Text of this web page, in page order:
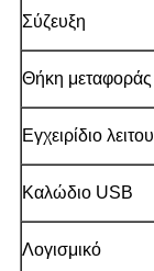
Σύζευξη
Θήκη μεταφοράς
Εγχειρίδιο
Καλώδιο USB
Λογισμικό